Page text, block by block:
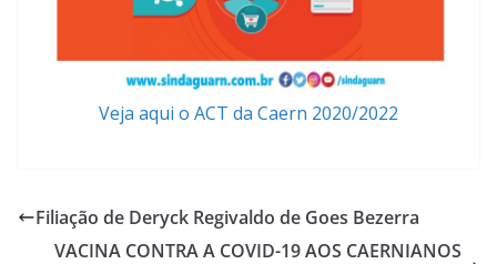
Veja aqui o ACT da Caern 2020/2022
Filiação de Deryck Regivaldo de Goes Bezerra
VACINA CONTRA A COVID-19 AOS CAERNIANOS